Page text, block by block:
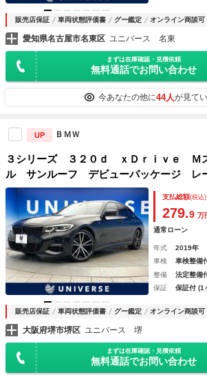
販売店保証 車両状態評価書 グー鑑定 オンライン商談可
愛知県名古屋市名東区 ユニバース 名東
まずは在庫確認・見積依頼
無料通話でお問い合わせ
今あなたの他に44人が見て
UP ＢＭＷ
３シリーズ ３２０ｄ ｘＤｒｉｖｅ Ｍ
ル サンルーフ デビューパッケージ レ
トロール レーンアシスト クリアランス
シート 前席シートヒーター 純正ナビ
リアゲート 禁煙車
支払総額(税込)
279.9 万
通常ローン
年式 2019年
車検
車検整備
整備
法定整備
保証
保証付 (1
販売店保証 車両状態評価書 グー鑑定 オンライン商談可
大阪府堺市堺区 ユニバース 堺
まずは在庫確認・見積依頼
無料通話でお問い合わせ